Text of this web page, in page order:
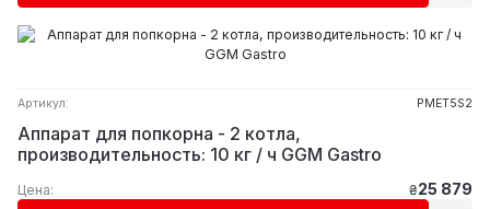
Артикул: PMET5S2
Аппарат для попкорна - 2 котла,
производительность: 10 кг / ч GGM Gastro
Цена: ₴25 879